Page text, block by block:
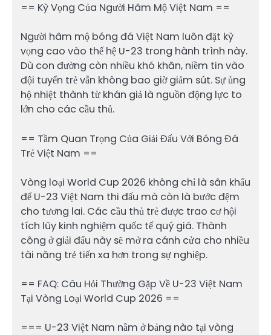
== Kỳ Vọng Của Người Hâm Mộ Việt Nam ==
Người hâm mộ bóng đá Việt Nam luôn đặt kỳ
vọng cao vào thế hệ U-23 trong hành trình này.
Dù con đường còn nhiều khó khăn, niềm tin vào
đội tuyển trẻ vẫn không bao giờ giảm sút. Sự ủng
hộ nhiệt thành từ khán giả là nguồn động lực to
lớn cho các cầu thủ.
== Tầm Quan Trọng Của Giải Đấu Với Bóng Đá
Trẻ Việt Nam ==
Vòng loại World Cup 2026 không chỉ là sân khấu
để U-23 Việt Nam thi đấu mà còn là bước đệm
cho tương lai. Các cầu thủ trẻ được trao cơ hội
tích lũy kinh nghiệm quốc tế quý giá. Thành
công ở giải đấu này sẽ mở ra cánh cửa cho nhiều
tài năng trẻ tiến xa hơn trong sự nghiệp.
== FAQ: Câu Hỏi Thường Gặp Về U-23 Việt Nam
Tại Vòng Loại World Cup 2026 ==
=== U-23 Việt Nam nằm ở bảng nào tại vòng